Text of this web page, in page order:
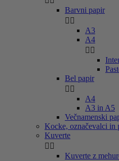
Barvni papir
 
A3
A4
 
Bel papir
 
A4
A3 in A5
Večnamenski
Kocke, označevalci in
Kuverte
 
Kuverte z